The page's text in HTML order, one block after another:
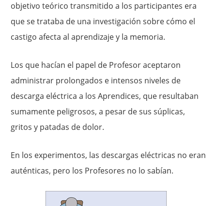
objetivo teórico transmitido a los participantes era
que se trataba de una investigación sobre cómo el
castigo afecta al aprendizaje y la memoria.
Los que hacían el papel de Profesor aceptaron
administrar prolongados e intensos niveles de
descarga eléctrica a los Aprendices, que resultaban
sumamente peligrosos, a pesar de sus súplicas,
gritos y patadas de dolor.
En los experimentos, las descargas eléctricas no eran
auténticas, pero los Profesores no lo sabían.